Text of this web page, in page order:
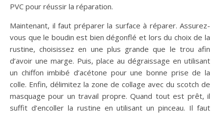
PVC pour réussir la réparation.
Maintenant, il faut préparer la surface à réparer. Assurez-
vous que le boudin est bien dégonflé et lors du choix de la
rustine, choisissez en une plus grande que le trou afin
d’avoir une marge. Puis, place au dégraissage en utilisant
un chiffon imbibé d’acétone pour une bonne prise de la
colle. Enfin, délimitez la zone de collage avec du scotch de
masquage pour un travail propre. Quand tout est prêt, il
suffit d’encoller la rustine en utilisant un pinceau. Il faut